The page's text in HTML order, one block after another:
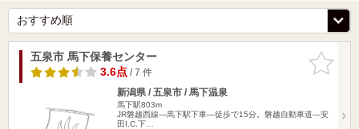
お気に入
りに追加
五泉市 馬下保養センター
3.6点/ 7 件
新潟県 / 五泉市 / 馬下温泉
馬下駅803m
JR磐越西線―馬下駅下車―徒歩で15分。磐越自動車道―安
田I.C.下…